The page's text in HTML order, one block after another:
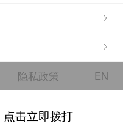
隐私政策 EN
点击立即拨打